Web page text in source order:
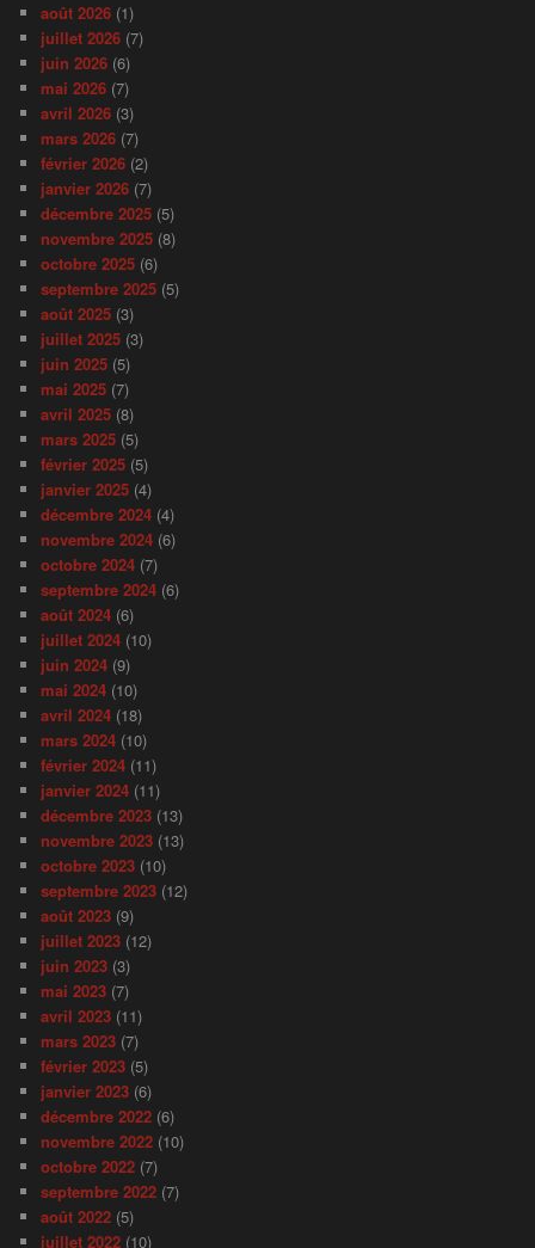
août 2026 (1)
juillet 2026 (7)
juin 2026 (6)
mai 2026 (7)
avril 2026 (3)
mars 2026 (7)
février 2026 (2)
janvier 2026 (7)
décembre 2025 (5)
novembre 2025 (8)
octobre 2025 (6)
septembre 2025 (5)
août 2025 (3)
juillet 2025 (3)
juin 2025 (5)
mai 2025 (7)
avril 2025 (8)
mars 2025 (5)
février 2025 (5)
janvier 2025 (4)
décembre 2024 (4)
novembre 2024 (6)
octobre 2024 (7)
septembre 2024 (6)
août 2024 (6)
juillet 2024 (10)
juin 2024 (9)
mai 2024 (10)
avril 2024 (18)
mars 2024 (10)
février 2024 (11)
janvier 2024 (11)
décembre 2023 (13)
novembre 2023 (13)
octobre 2023 (10)
septembre 2023 (12)
août 2023 (9)
juillet 2023 (12)
juin 2023 (3)
mai 2023 (7)
avril 2023 (11)
mars 2023 (7)
février 2023 (5)
janvier 2023 (6)
décembre 2022 (6)
novembre 2022 (10)
octobre 2022 (7)
septembre 2022 (7)
août 2022 (5)
juillet 2022 (10)